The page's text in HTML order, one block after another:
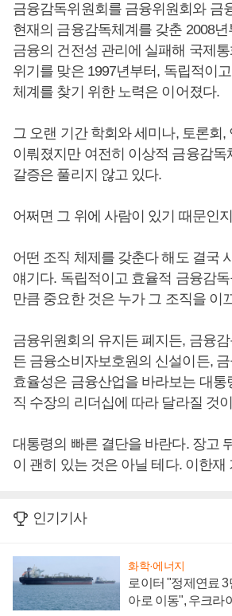
금융감독위원회를 금융위원회와 금
현재의 금융감독체계를 갖춘 2008
금융의 건전성 관리에 실패해 국제
위기를 맞은 1997년부터, 독립적이
체계를 찾기 위한 노력은 이어졌다.
그 오랜 기간 학회와 세미나, 토론회,
이뤄졌지만 여전히 이상적 금융감독
갈증은 풀리지 않고 있다.
어쩌면 그 위에 사람이 있기 때문인
어떤 조직 체제를 갖춘다 해도 결국
얘기다. 독립적이고 효율적 금융감독
만큼 중요한 것은 누가 그 조직을 이
금융위원회의 유지든 폐지든, 금융감
든 금융소비자보호원의 신설이든,
효율성은 금융산업을 바라보는 대통
직 수장의 리더십에 따라 달라질 것
대통령의 빠른 결단을 바란다. 장고
이 괜히 있는 것은 아닐 테다. 이한재
인기기사
화학·에너지
로이터 "정제연료 3
아로 이동", 우크라